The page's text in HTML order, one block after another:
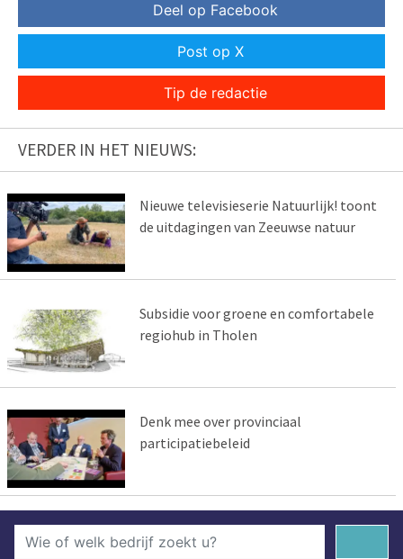
Deel op Facebook
Post op X
Tip de redactie
VERDER IN HET NIEUWS:
Nieuwe televisieserie Natuurlijk! toont
de uitdagingen van Zeeuwse natuur
Subsidie voor groene en comfortabele
regiohub in Tholen
Denk mee over provinciaal
participatiebeleid